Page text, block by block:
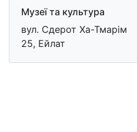
Музеї та культура
вул. Сдерот Ха-Тмарім
25, Ейлат